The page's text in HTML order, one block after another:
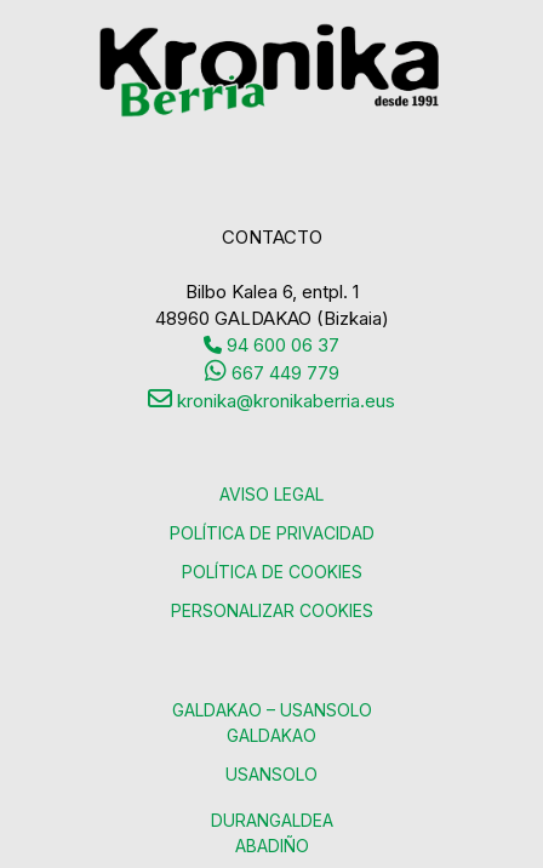
CONTACTO
Bilbo Kalea 6, entpl. 1
48960 GALDAKAO (Bizkaia)
94 600 06 37
667 449 779
kronika@kronikaberria.eus
AVISO LEGAL
POLÍTICA DE PRIVACIDAD
POLÍTICA DE COOKIES
PERSONALIZAR COOKIES
GALDAKAO – USANSOLO
GALDAKAO
USANSOLO
DURANGALDEA
ABADIÑO